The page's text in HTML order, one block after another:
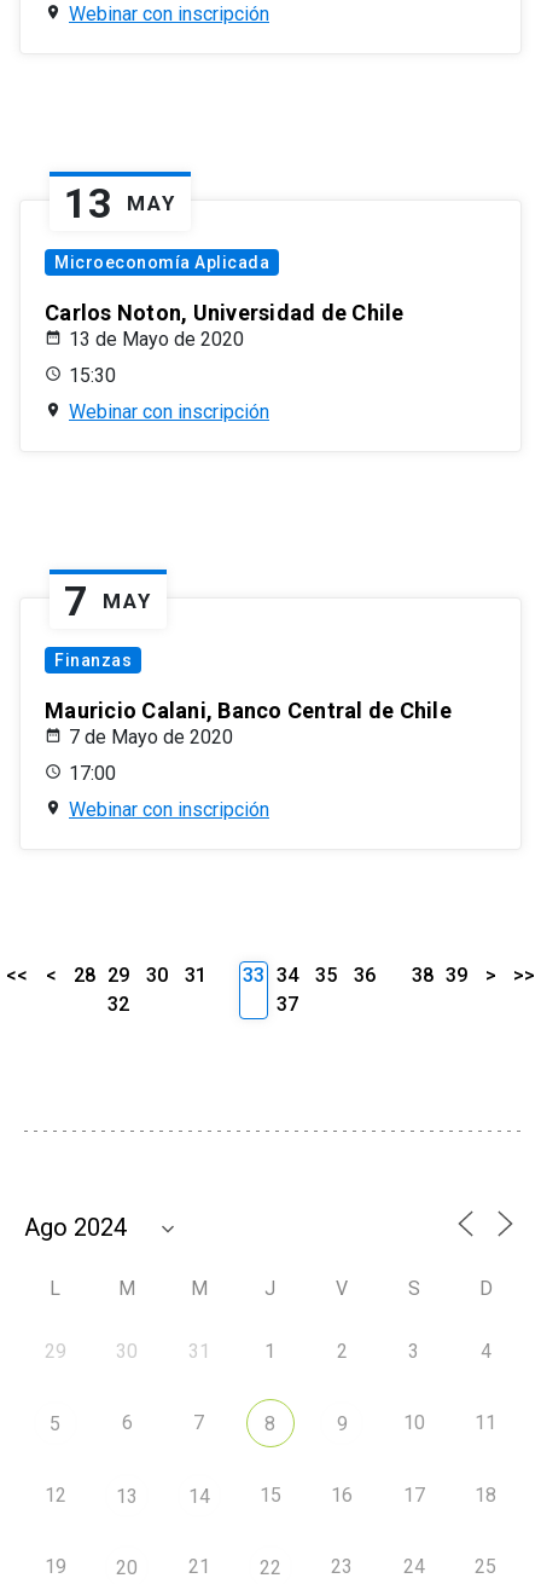
Webinar con inscripción
13 MAY
Microeconomía Aplicada
Carlos Noton, Universidad de Chile
13 de Mayo de 2020
15:30
Webinar con inscripción
7 MAY
Finanzas
Mauricio Calani, Banco Central de Chile
7 de Mayo de 2020
17:00
Webinar con inscripción
<< < 28 29 30
31
32
33 34 35
36
37
38 39 > >>
L M M J V S D
29 30 31 1 2 3 4
5 6 7 8 9 10 11
12 13 14 15 16 17 18
19 20 21 22 23 24 25